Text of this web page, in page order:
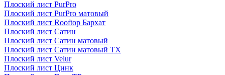
Плоский лист PurPro
Плоский лист PurPro матовый
Плоский лист Rooftop Бархат
Плоский лист Сатин
Плоский лист Сатин матовый
Плоский лист Сатин матовый TX
Плоский лист Velur
Плоский лист Цинк